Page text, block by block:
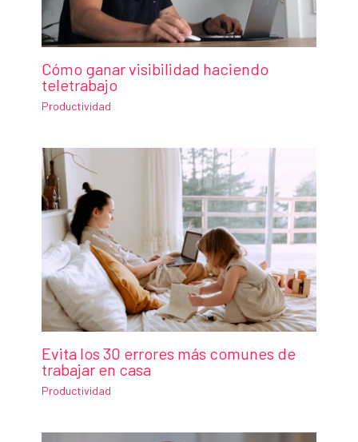
Cómo ganar visibilidad haciendo
teletrabajo
Productividad
Evita los 30 errores más comunes de
trabajar en casa
Productividad